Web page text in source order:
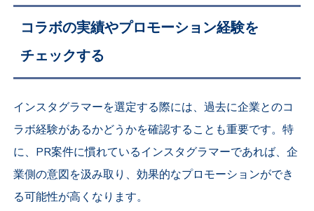
コラボの実績やプロモーション経験を
チェックする
インスタグラマーを選定する際には、過去に企業とのコ
ラボ経験があるかどうかを確認することも重要です。特
に、PR案件に慣れているインスタグラマーであれば、企
業側の意図を汲み取り、効果的なプロモーションができ
る可能性が高くなります。